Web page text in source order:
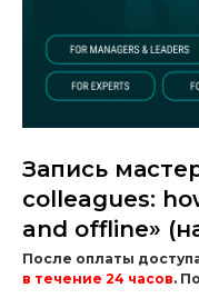
Запись
colleagues:
and offline»
После оплаты
в течение 24 часов.